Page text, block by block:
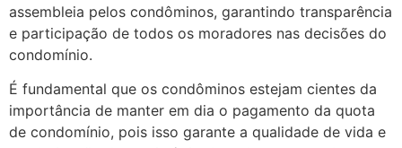
assembleia pelos condôminos, garantindo transparência
e participação de todos os moradores nas decisões do
condomínio.
É fundamental que os condôminos estejam cientes da
importância de manter em dia o pagamento da quota
de condomínio, pois isso garante a qualidade de vida e